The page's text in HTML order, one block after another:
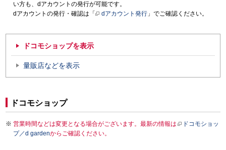
い方も、dアカウントの発行が可能です。
dアカウントの発行・確認は「
dアカウント発行 」でご確認ください。
ドコモショップを表示
量販店などを表示
ドコモショップ
営業時間などは変更となる場合がございます。最新の情報は
ドコモショッ
プ／d gardenからご確認ください。